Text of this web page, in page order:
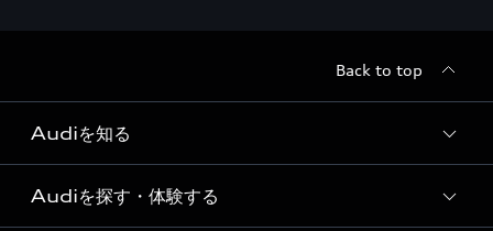
Back to top
Audiを知る
Audi ブランド
Audiを探す・体験する